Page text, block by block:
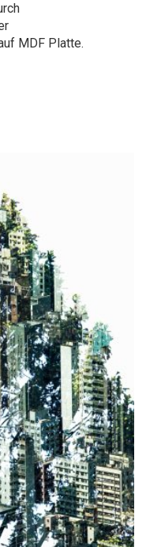
MDF Platte.